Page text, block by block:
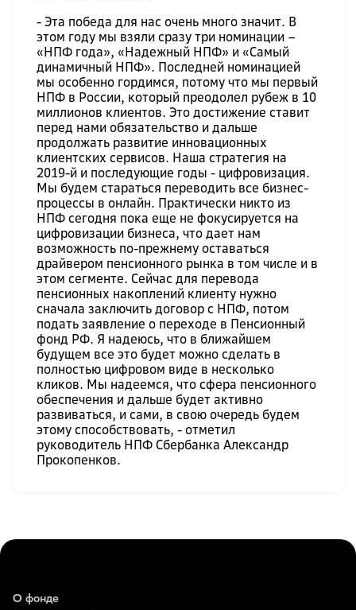
- Эта победа для нас очень много значит. В
этом году мы взяли сразу три номинации –
«НПФ года», «Надежный НПФ» и «Самый
динамичный НПФ». Последней номинацией
мы особенно гордимся, потому что мы первый
НПФ в России, который преодолел рубеж в 10
миллионов клиентов. Это достижение ставит
перед нами обязательство и дальше
продолжать развитие инновационных
клиентских сервисов. Наша стратегия на
2019-й и последующие годы - цифровизация.
Мы будем стараться переводить все бизнес-
процессы в онлайн. Практически никто из
НПФ сегодня пока еще не фокусируется на
цифровизации бизнеса, что дает нам
возможность по-прежнему оставаться
драйвером пенсионного рынка в том числе и в
этом сегменте. Сейчас для перевода
пенсионных накоплений клиенту нужно
сначала заключить договор с НПФ, потом
подать заявление о переходе в Пенсионный
фонд РФ. Я надеюсь, что в ближайшем
будущем все это будет можно сделать в
полностью цифровом виде в несколько
кликов. Мы надеемся, что сфера пенсионного
обеспечения и дальше будет активно
развиваться, и сами, в свою очередь будем
этому способствовать, - отметил
руководитель НПФ Сбербанка Александр
Прокопенков.
О фонде